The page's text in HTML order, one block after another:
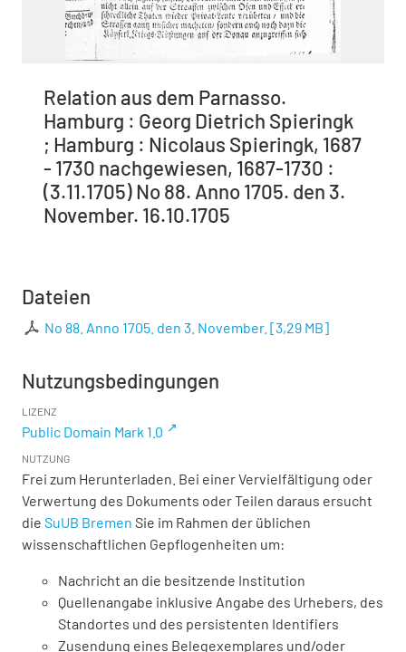
Relation aus dem Parnasso.
Hamburg : Georg Dietrich Spieringk
; Hamburg : Nicolaus Spieringk, 1687
- 1730 nachgewiesen, 1687-1730 :
(3.11.1705) No 88. Anno 1705. den 3.
November. 16.10.1705
Dateien
No 88. Anno 1705. den 3. November. [3,29 MB]
Nutzungsbedingungen
LIZENZ
Public Domain Mark 1.0
NUTZUNG
Frei zum Herunterladen. Bei einer Vervielfältigung oder
Verwertung des Dokuments oder Teilen daraus ersucht
die SuUB Bremen Sie im Rahmen der üblichen
wissenschaftlichen Gepflogenheiten um:
Nachricht an die besitzende Institution
Quellenangabe inklusive Angabe des Urhebers, des
Standortes und des persistenten Identifiers
Zusendung eines Belegexemplares und/oder